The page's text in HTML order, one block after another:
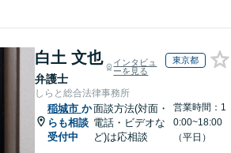
白土 文也
弁護士
インタビュ
ーを見る
東京都
しらと総合法律事務所
稲城市 か
らも相談
受付中
面談方法(対面・
電話・ビデオな
ど)は応相談
営業時間：1
0:00~18:00
（平日）